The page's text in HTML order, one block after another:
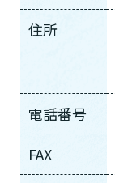
住所
電話番号
FAX